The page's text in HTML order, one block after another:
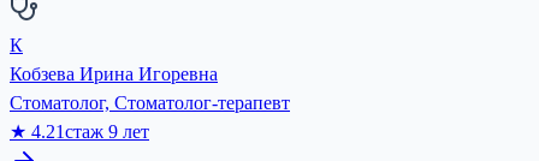
К
Кобзева Ирина Игоревна
Стоматолог, Стоматолог-терапевт
★ 4.21стаж 9 лет